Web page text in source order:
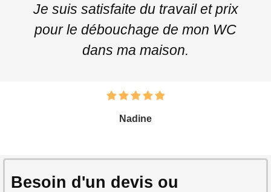
Je suis satisfaite du travail et prix
pour le débouchage de mon WC
dans ma maison.
Nadine
Besoin d'un devis ou